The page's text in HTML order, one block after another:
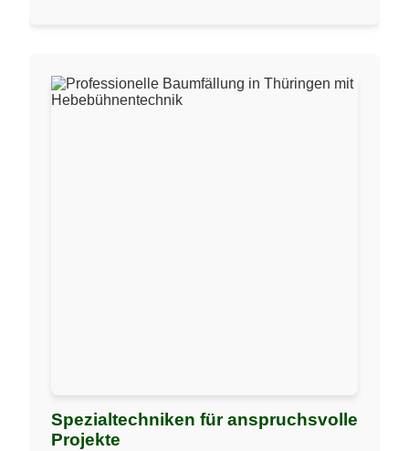
Spezialtechniken für anspruchsvolle
Projekte